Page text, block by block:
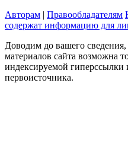
Авторам | Правообладателям
содержат информацию для
Доводим до вашего сведения,
материалов сайта возможна
индексируемой гиперссылки
первоисточника.